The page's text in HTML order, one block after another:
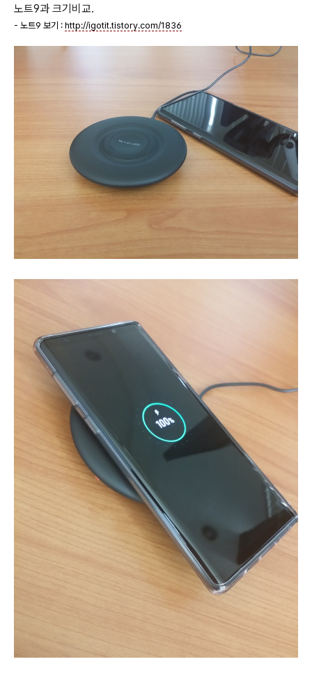
노트9과 크기비교.
- 노트9 보기 : http://igotit.tistory.com/1836